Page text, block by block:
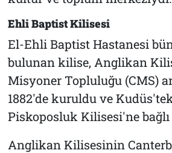
Ehli Baptist Kilisesi
El-Ehli Baptist Hastanesi
bulunan kilise, Anglikan
Misyoner Topluluğu (CMS)
1882'de kuruldu ve
Piskoposluk Kilisesi'ne
Anglikan Kilisesinin